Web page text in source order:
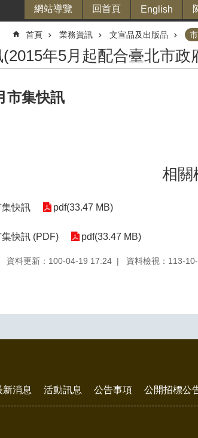
網站導覽 回首頁 English
首頁 業務資訊 文宣品及出版品
年5月起配合臺北市
市集快訊
相關
快訊 pdf(33.47 MB)
快訊 (PDF) pdf(33.47 MB)
資料更新：100-04-19 17:24 資料檢視：113-
新消息 活動訊息 公告事項 公開招標公